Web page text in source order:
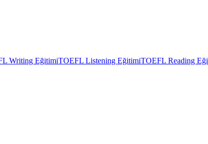
Writing EğitimiTOEFL Listening EğitimiTOEFL Reading